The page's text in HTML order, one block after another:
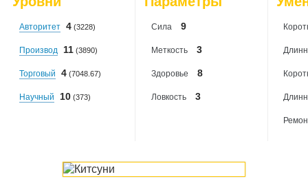
Авторитет 4 (3228)
Производ 11 (3890)
Торговый 4 (7048.67)
Научный 10 (373)
Сила 9
Меткость 3
Здоровье 8
Ловкость 3